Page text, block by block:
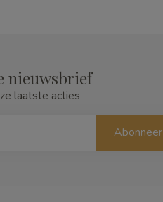
nieuwsbrief
laatste acties
Abonneer